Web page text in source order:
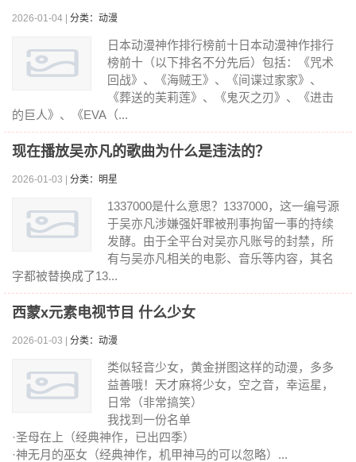
2026-01-04 | 分类：动漫
日本动漫神作排行榜前十日本动漫神作排行
榜前十（以下排名不分先后）包括：《咒术
回战》、《海贼王》、《间谍过家家》、
《葬送的芙莉莲》、《鬼灭之刃》、《进击
的巨人》、《EVA（...
现在播放吴亦凡的歌曲为什么是违法的？
2026-01-03 | 分类：明星
1337000是什么意思？1337000，这一编号源
于吴亦凡涉嫌强奸罪被刑事拘留一事的持续
发酵。由于全平台对吴亦凡账号的封禁，所
有与吴亦凡相关的电影、音乐等内容，其名
字都被替换成了13...
西蒙x元素电视节目 什么少女
2026-01-03 | 分类：动漫
类似轻音少女，黄金拼图这样的动漫，多多
益善哦！天才麻将少女，空之音，幸运星，
日常（非常搞笑）
我找到一份名单
·圣母在上（经典神作，已出四季）
·神无月的巫女（经典神作，机甲神马的可以忽略）...